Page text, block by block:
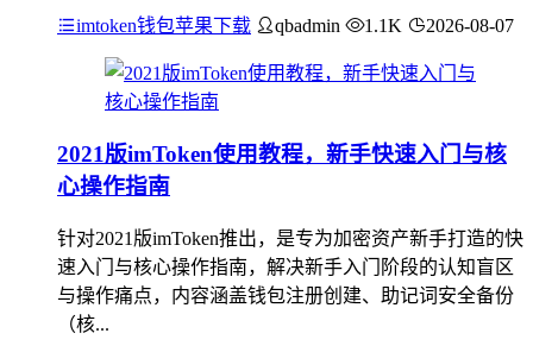
imtoken钱包苹果下载 qbadmin 1.1K 2026-08-07
2021版imToken使用教程，新手快速入门与核
心操作指南
针对2021版imToken推出，是专为加密资产新手打造的快
速入门与核心操作指南，解决新手入门阶段的认知盲区
与操作痛点，内容涵盖钱包注册创建、助记词安全备份
（核...